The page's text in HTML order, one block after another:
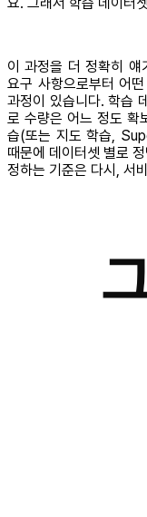
이 과정을 더 정확히
요구 사항으로부터 어
과정이 있습니다. 학습
로 수량은 어느 정도 확
습(또는 지도 학습,
때문에 데이터셋 별로
정하는 기준은 다시, 서